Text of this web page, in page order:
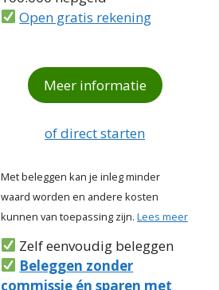
Open gratis rekening
Meer informatie
of direct starten
Met beleggen kan je inleg minder
waard worden en andere kosten
kunnen van toepassing zijn. Lees meer
Zelf eenvoudig beleggen
Beleggen zonder
commissie én sparen met